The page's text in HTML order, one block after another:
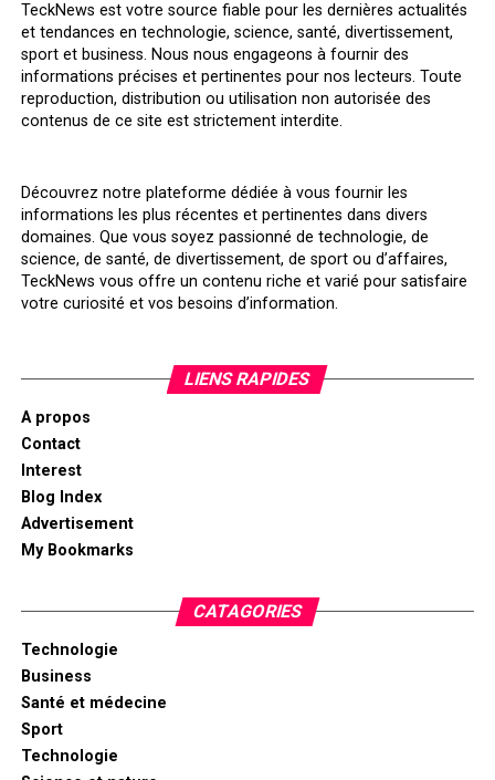
TeckNews est votre source fiable pour les dernières actualités
et tendances en technologie, science, santé, divertissement,
sport et business. Nous nous engageons à fournir des
informations précises et pertinentes pour nos lecteurs. Toute
reproduction, distribution ou utilisation non autorisée des
contenus de ce site est strictement interdite.
Découvrez notre plateforme dédiée à vous fournir les
informations les plus récentes et pertinentes dans divers
domaines. Que vous soyez passionné de technologie, de
science, de santé, de divertissement, de sport ou d’affaires,
TeckNews vous offre un contenu riche et varié pour satisfaire
votre curiosité et vos besoins d’information.
LIENS RAPIDES
A propos
Contact
Interest
Blog Index
Advertisement
My Bookmarks
CATAGORIES
Technologie
Business
Santé et médecine
Sport
Technologie